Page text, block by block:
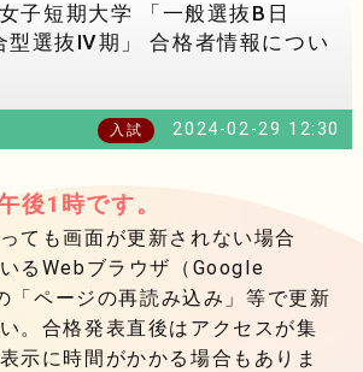
子短期大学 「一般選抜B日
型選抜Ⅳ期」 合格者情報につい
入試 2024-02-29 12:30
後1時です。
ても画面が更新されない場合
るWebブラウザ（Google
「ページの再読み込み」等で更新
。合格発表直後はアクセスが集
示に時間がかかる場合もありま